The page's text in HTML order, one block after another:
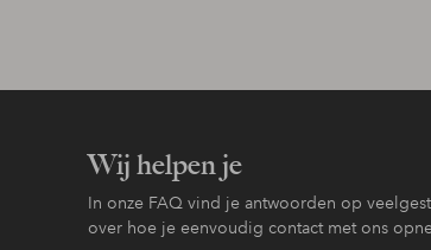
Wij helpen je
In onze FAQ vind je antwoorden op
over hoe je eenvoudig contact met ons